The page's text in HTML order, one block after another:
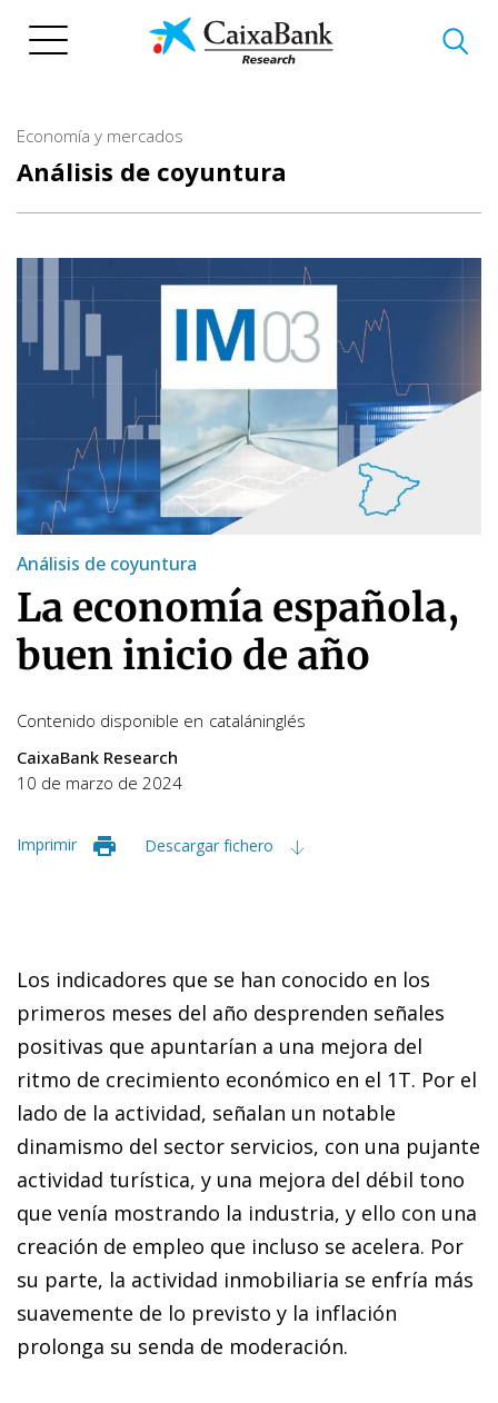
Economía y mercados
Análisis de coyuntura
Análisis de coyuntura
La economía española,
buen inicio de año
Contenido disponible en cataláninglés
CaixaBank Research
10 de marzo de 2024
Imprimir Descargar fichero
Los indicadores que se han conocido en los
primeros meses del año desprenden señales
positivas que apuntarían a una mejora del
ritmo de crecimiento económico en el 1T. Por el
lado de la actividad, señalan un notable
dinamismo del sector servicios, con una pujante
actividad turística, y una mejora del débil tono
que venía mostrando la industria, y ello con una
creación de empleo que incluso se acelera. Por
su parte, la actividad inmobiliaria se enfría más
suavemente de lo previsto y la inflación
prolonga su senda de moderación.